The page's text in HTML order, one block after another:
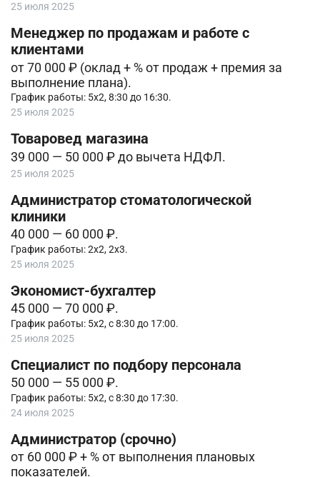
25 июля 2025
Менеджер по продажам и работе с
клиентами
от 70 000 ₽ (оклaд + % от продаж + премия за
выполнение плана).
График работы: 5х2, 8:30 до 16:30.
25 июля 2025
Товаровед магазина
39 000 — 50 000 ₽ до вычета НДФЛ.
25 июля 2025
Администратор стоматологической
клиники
40 000 — 60 000 ₽.
График работы: 2х2, 2х3.
25 июля 2025
Экономист-бухгалтер
45 000 — 70 000 ₽.
График работы: 5х2, с 8:30 до 17:00.
25 июля 2025
Специалист по подбору персонала
50 000 — 55 000 ₽.
График работы: 5х2, с 8:30 до 17:30.
24 июля 2025
Администратор (срочно)
от 60 000 ₽ + % от выполнения плановых
показателей.